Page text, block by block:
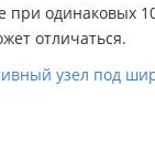
при одинаковых
отличаться.
узел под